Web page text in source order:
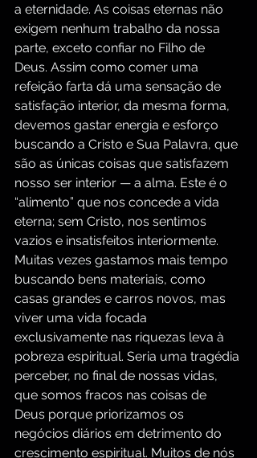
a eternidade. As coisas eternas não
exigem nenhum trabalho da nossa
parte, exceto confiar no Filho de
Deus. Assim como comer uma
refeição farta dá uma sensação de
satisfação interior, da mesma forma,
devemos gastar energia e esforço
buscando a Cristo e Sua Palavra, que
são as únicas coisas que satisfazem
nosso ser interior — a alma. Este é o
“alimento” que nos concede a vida
eterna; sem Cristo, nos sentimos
vazios e insatisfeitos interiormente.
Muitas vezes gastamos mais tempo
buscando bens materiais, como
casas grandes e carros novos, mas
viver uma vida focada
exclusivamente nas riquezas leva à
pobreza espiritual. Seria uma tragédia
perceber, no final de nossas vidas,
que somos fracos nas coisas de
Deus porque priorizamos os
negócios diários em detrimento do
crescimento espiritual. Muitos de nós